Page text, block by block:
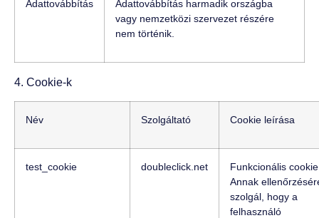
Adattovábbítás
Adattovábbítás harmadik országba
vagy nemzetközi szervezet részére
nem történik.
4. Cookie-k
Név Szolgáltató Cookie leírása
test_cookie doubleclick.net
Funkcionális cookie
Annak
szolgál, hogy a
felhasználó